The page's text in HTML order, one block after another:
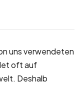
uns verwendeten
oft auf
Deshalb